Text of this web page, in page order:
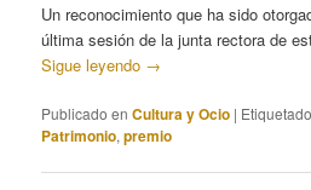
Un reconocimiento que ha sido
última sesión de la junta rectora de
Sigue leyendo →
Publicado en Cultura y Ocio | Etiquetado
Patrimonio,premio